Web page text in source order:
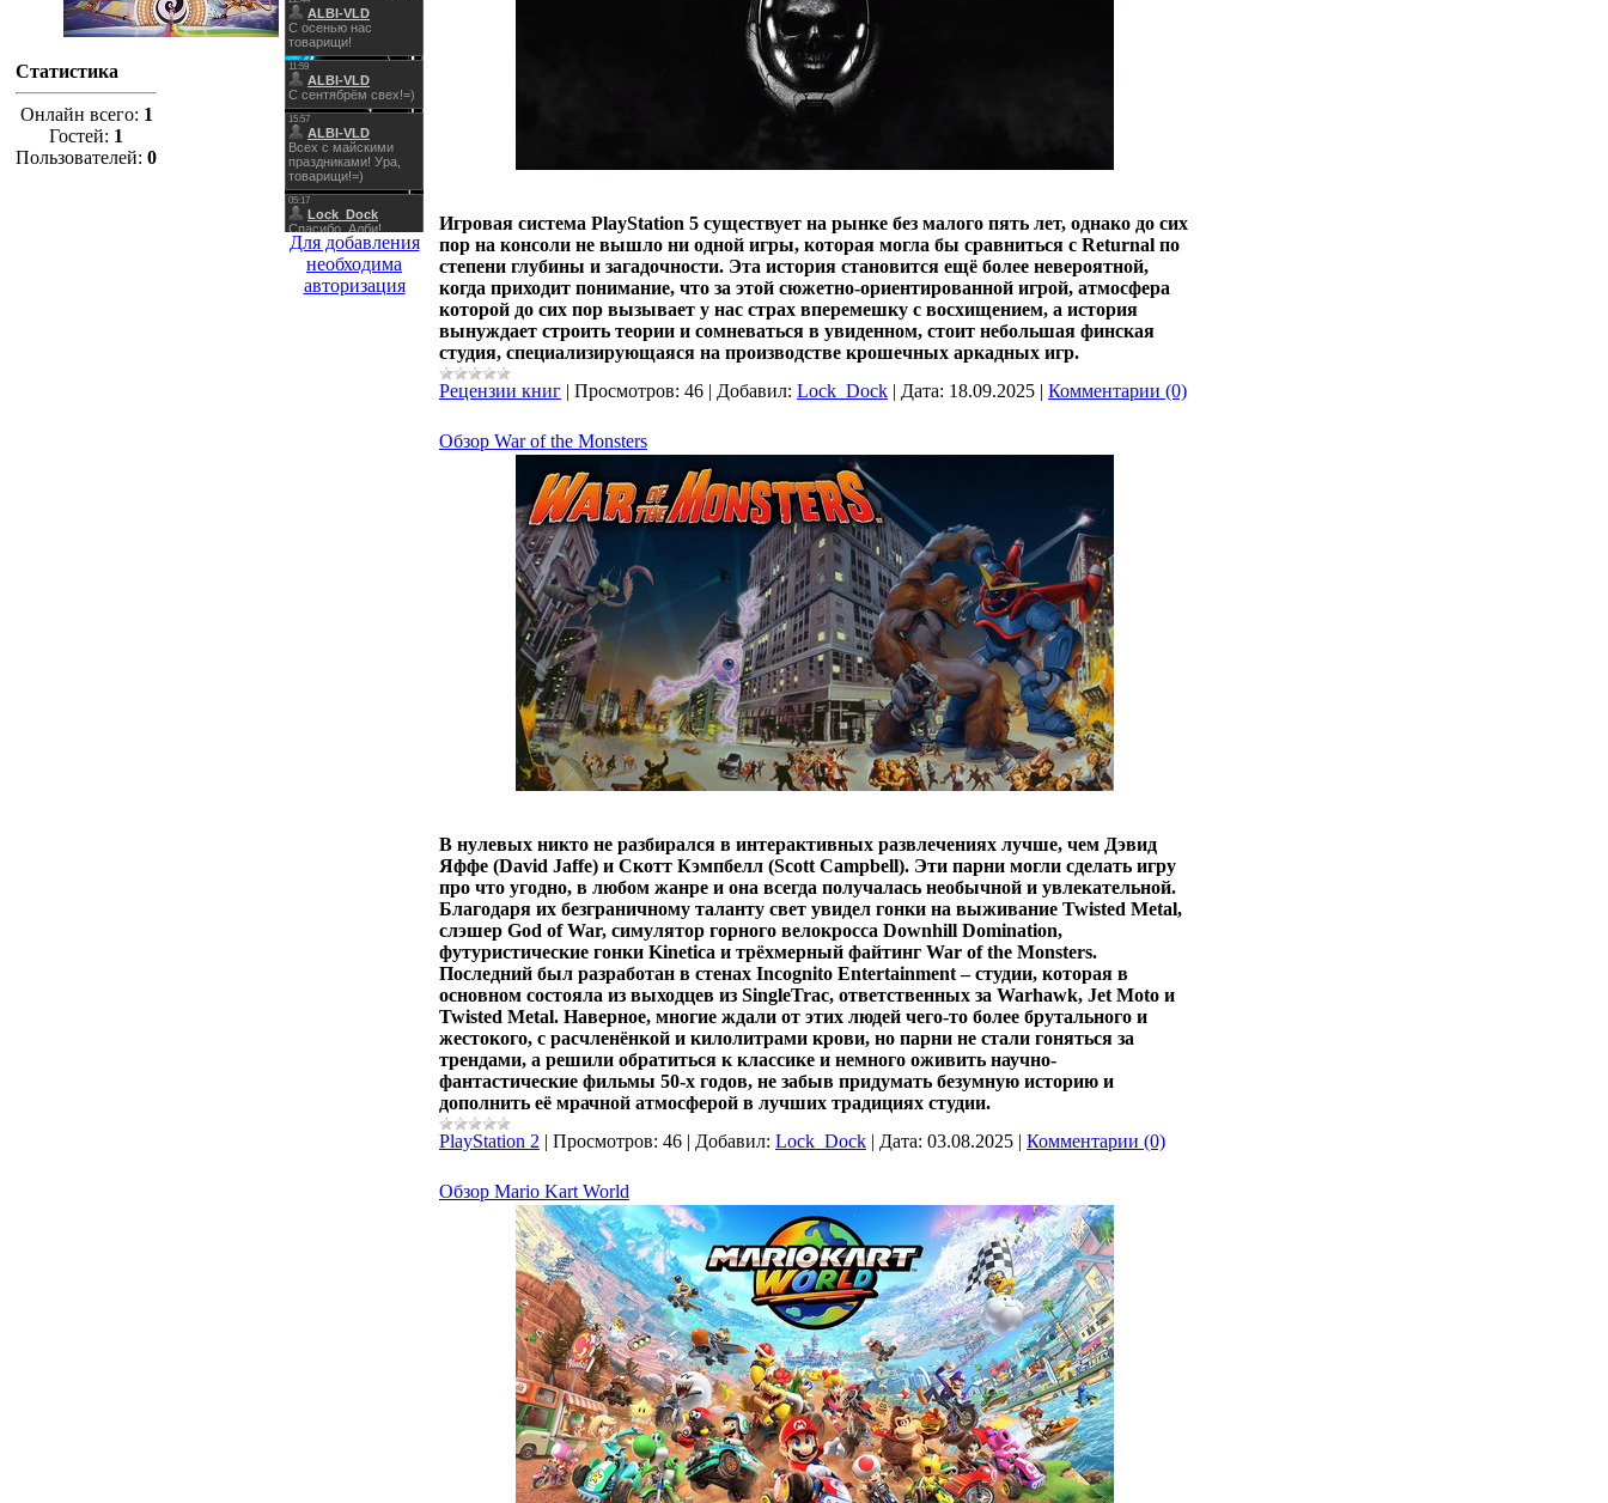
Статистика
Онлайн всего: 1
Гостей: 1
Пользователей: 0
Для добавления
необходима
авторизация
Игровая система PlayStation 5 существует на рынке без малого пять лет, однако до сих
пор на консоли не вышло ни одной игры, которая могла бы сравниться с Returnal по
степени глубины и загадочности. Эта история становится ещё более невероятной,
когда приходит понимание, что за этой сюжетно-ориентированной игрой, атмосфера
которой до сих пор вызывает у нас страх вперемешку с восхищением, а история
вынуждает строить теории и сомневаться в увиденном, стоит небольшая финская
студия, специализирующаяся на производстве крошечных аркадных игр.
Рецензии книг | Просмотров: 46 | Добавил: Lock_Dock | Дата: 18.09.2025 | Комментарии (0)
Обзор War of the Monsters
В нулевых никто не разбирался в интерактивных развлечениях лучше, чем Дэвид
Яффе (David Jaffe) и Скотт Кэмпбелл (Scott Campbell). Эти парни могли сделать игру
про что угодно, в любом жанре и она всегда получалась необычной и увлекательной.
Благодаря их безграничному таланту свет увидел гонки на выживание Twisted Metal,
слэшер God of War, симулятор горного велокросса Downhill Domination,
футуристические гонки Kinetica и трёхмерный файтинг War of the Monsters.
Последний был разработан в стенах Incognito Entertainment – студии, которая в
основном состояла из выходцев из SingleTrac, ответственных за Warhawk, Jet Moto и
Twisted Metal. Наверное, многие ждали от этих людей чего-то более брутального и
жестокого, с расчленёнкой и килолитрами крови, но парни не стали гоняться за
трендами, а решили обратиться к классике и немного оживить научно-
фантастические фильмы 50-х годов, не забыв придумать безумную историю и
дополнить её мрачной атмосферой в лучших традициях студии.
PlayStation 2 | Просмотров: 46 | Добавил: Lock_Dock | Дата: 03.08.2025 | Комментарии (0)
Обзор Mario Kart World